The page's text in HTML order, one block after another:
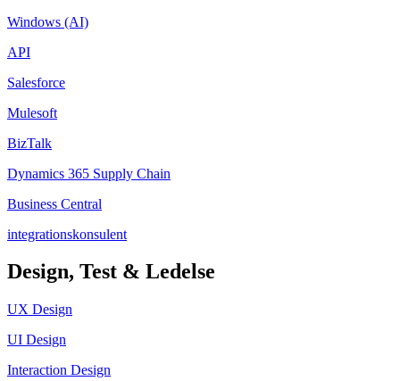
Windows (AI)
API
Salesforce
Mulesoft
BizTalk
Dynamics 365 Supply Chain
Business Central
integrationskonsulent
Design, Test & Ledelse
UX Design
UI Design
Interaction Design